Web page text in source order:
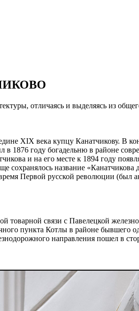
отличаясь и выделяясь из
XIX века купцу Канатчикову. В
году богадельню в районе
и на его месте к 1894 году
сохранялось название
Первой русской революции (был
товарной связи с Павелецкой
пункта Котлы в районе бывшего
направления пошел в